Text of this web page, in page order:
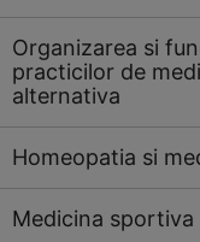
Organizarea si
practicilor de
alternativa
Homeopatia si
Medicina sportiva